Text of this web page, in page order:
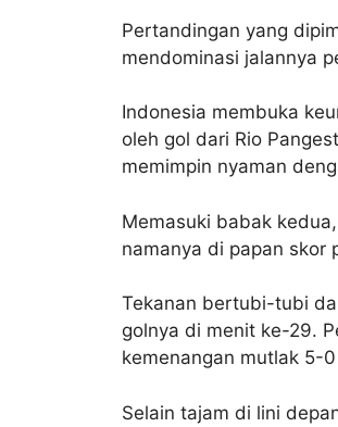
Pertandingan yang
mendominasi jalannya
Indonesia membuka
oleh gol dari Rio
memimpin nyaman
Memasuki babak
namanya di papan skor
Tekanan bertubi-tubi
golnya di menit ke-29.
kemenangan mutlak 5-
Selain tajam di lini